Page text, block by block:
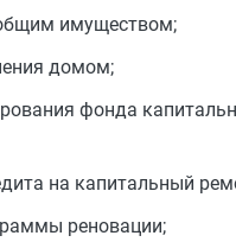
имуществом;
домом;
фонда
на капитальный
реновации;